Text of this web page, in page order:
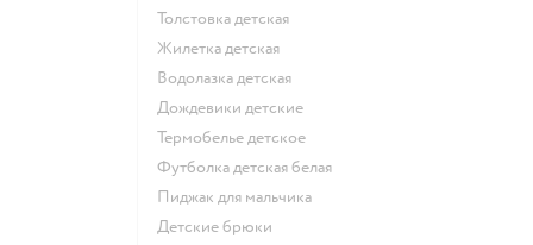
Толстовка детская
Жилетка детская
Водолазка детская
Дождевики детские
Термобелье детское
Футболка детская белая
Пиджак для мальчика
Детские брюки